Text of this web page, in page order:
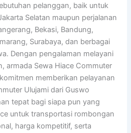
pelanggan, baik untuk
Selatan maupun perjalanan
Bekasi, Bandung,
Surabaya, dan berbagai
Dengan pengalaman melayani
armada Sewa Hiace Commuter
memberikan pelayanan
Ulujami dari Guswo
tepat bagi siapa pun yang
untuk transportasi rombongan
harga kompetitif, serta